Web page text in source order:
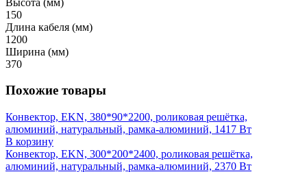
150
Длина кабеля (мм)
1200
Ширина (мм)
370
Похожие товары
Конвектор, EKN, 380*90*2200, роликовая решётка,
алюминий, натуральный, рамка-алюминий, 1417 Вт
В корзину
Конвектор, EKN, 300*200*2400, роликовая решётка,
алюминий, натуральный, рамка-алюминий, 2370 Вт